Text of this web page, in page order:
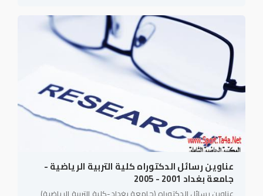
عناوين رسائل الدكتوراه كلية التربية الرياضية -
جامعة بغداد 2001 - 2005